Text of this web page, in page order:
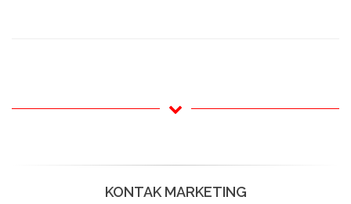
KONTAK MARKETING